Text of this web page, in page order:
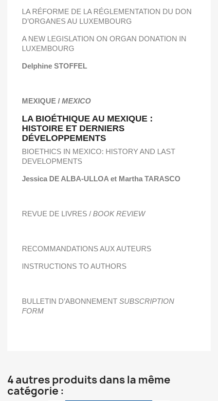
LA RÉFORME DE LA RÉGLEMENTATION DU DON
D’ORGANES AU LUXEMBOURG
A NEW LEGISLATION ON ORGAN DONATION IN
LUXEMBOURG
Delphine STOFFEL
MEXIQUE / MEXICO
LA BIOÉTHIQUE AU MEXIQUE :
HISTOIRE ET DERNIERS
DÉVELOPPEMENTS
BIOETHICS IN MEXICO: HISTORY AND LAST
DEVELOPMENTS
Jessica DE ALBA-ULLOA et Martha TARASCO
REVUE DE LIVRES / BOOK REVIEW
RECOMMANDATIONS AUX AUTEURS
INSTRUCTIONS TO AUTHORS
BULLETIN D’ABONNEMENT SUBSCRIPTION
FORM
4 autres produits dans la même
catégorie :